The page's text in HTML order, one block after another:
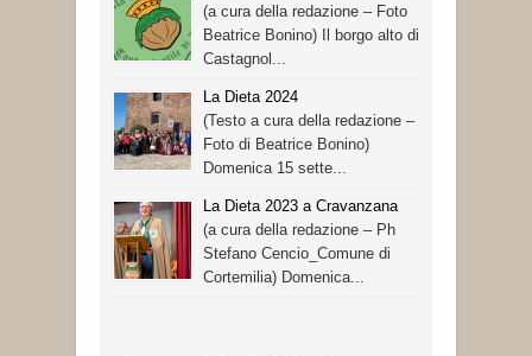
(a cura della redazione – Foto
Beatrice Bonino) Il borgo alto di
Castagnol...
La Dieta 2024
(Testo a cura della redazione –
Foto di Beatrice Bonino)
Domenica 15 sette...
La Dieta 2023 a Cravanzana
(a cura della redazione – Ph
Stefano Cencio_Comune di
Cortemilia) Domenica...